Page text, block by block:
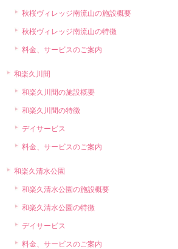
秋桜ヴィレッジ南流山の施設概要
秋桜ヴィレッジ南流山の特徴
料金、サービスのご案内
和楽久川間
和楽久川間の施設概要
和楽久川間の特徴
デイサービス
料金、サービスのご案内
和楽久清水公園
和楽久清水公園の施設概要
和楽久清水公園の特徴
デイサービス
料金、サービスのご案内